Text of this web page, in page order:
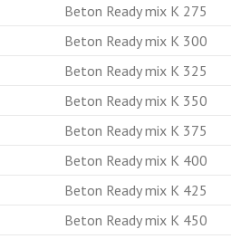
Beton Ready mix K 275
Beton Ready mix K 300
Beton Ready mix K 325
Beton Ready mix K 350
Beton Ready mix K 375
Beton Ready mix K 400
Beton Ready mix K 425
Beton Ready mix K 450